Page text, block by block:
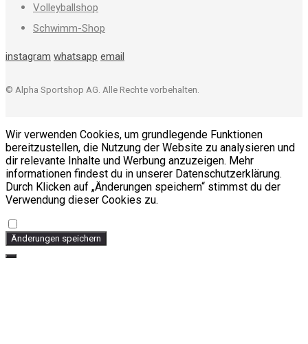
Volleyballshop
Schwimm-Shop
instagram whatsapp email
© Alpha Sportshop AG. Alle Rechte vorbehalten.
Wir verwenden Cookies, um grundlegende Funktionen
bereitzustellen, die Nutzung der Website zu analysieren und
dir relevante Inhalte und Werbung anzuzeigen. Mehr
informationen findest du in unserer Datenschutzerklärung.
Durch Klicken auf „Änderungen speichern“ stimmst du der
Verwendung dieser Cookies zu.
Änderungen speichern